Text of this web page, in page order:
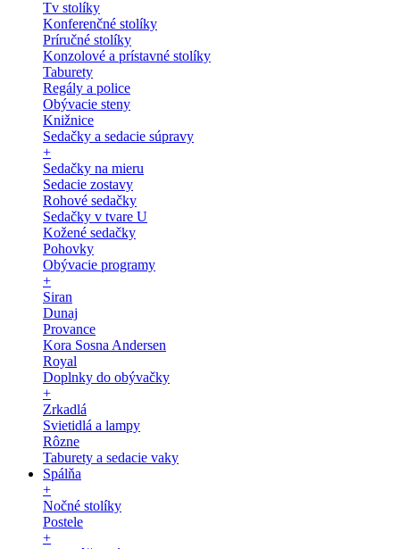
Tv stolíky
Konferenčné stolíky
Príručné stolíky
Konzolové a prístavné stolíky
Taburety
Regály a police
Obývacie steny
Knižnice
Sedačky a sedacie súpravy
+
Sedačky na mieru
Sedacie zostavy
Rohové sedačky
Sedačky v tvare U
Kožené sedačky
Pohovky
Obývacie programy
+
Siran
Dunaj
Provance
Kora Sosna Andersen
Royal
Doplnky do obývačky
+
Zrkadlá
Svietidlá a lampy
Rôzne
Taburety a sedacie vaky
Spálňa
+
Nočné stolíky
Postele
+